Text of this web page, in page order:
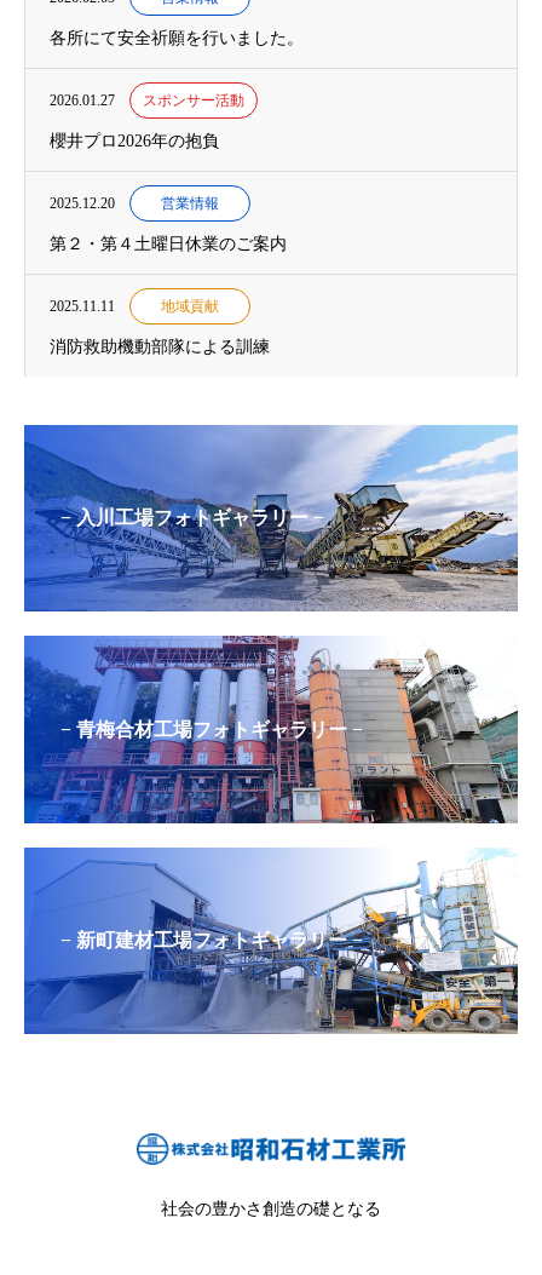
各所にて安全祈願を行いました。
2026.01.27 スポンサー活動
櫻井プロ2026年の抱負
2025.12.20 営業情報
第２・第４土曜日休業のご案内
2025.11.11 地域貢献
消防救助機動部隊による訓練
− 入川工場フォトギャラリー −
− 青梅合材工場フォトギャラリー −
− 新町建材工場フォトギャラリー −
社会の豊かさ創造の礎となる